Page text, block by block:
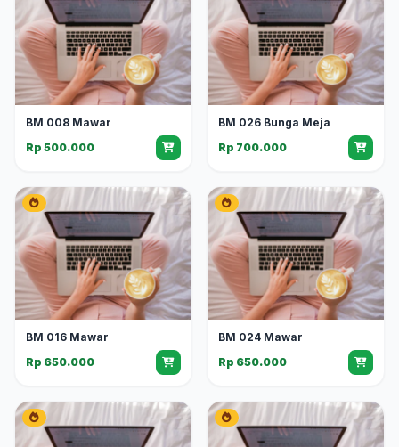
BM 008 Mawar
Rp 500.000
BM 026 Bunga Meja
Rp 700.000
BM 016 Mawar
Rp 650.000
BM 024 Mawar
Rp 650.000